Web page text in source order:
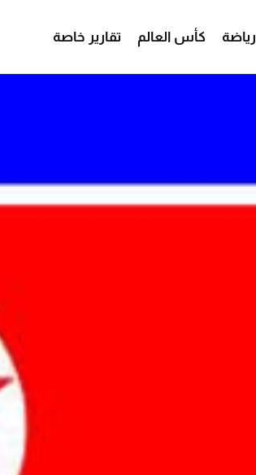
رياضة كأس العالم تقارير خاصة